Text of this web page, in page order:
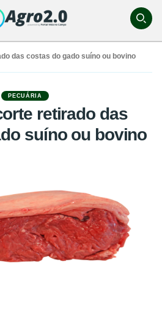
das costas do gado suíno ou bovino
PECUÁRIA
retirado das
suíno ou bovino